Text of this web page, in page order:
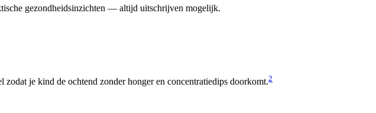
gezondheidsinzichten — altijd uitschrijven mogelijk.
je kind de ochtend zonder honger en concentratiedips doorkomt.2